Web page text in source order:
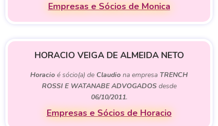
Empresas e Sócios de Monica
HORACIO VEIGA DE ALMEIDA NETO
Horacio é sócio(a) de Claudio na empresa TRENCH
ROSSI E WATANABE ADVOGADOSdesde
06/10/2011.
Empresas e Sócios de Horacio